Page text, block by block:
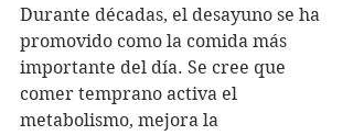
Durante décadas, el desayuno se ha
promovido como la comida más
importante del día. Se cree que
comer temprano activa el
metabolismo, mejora la